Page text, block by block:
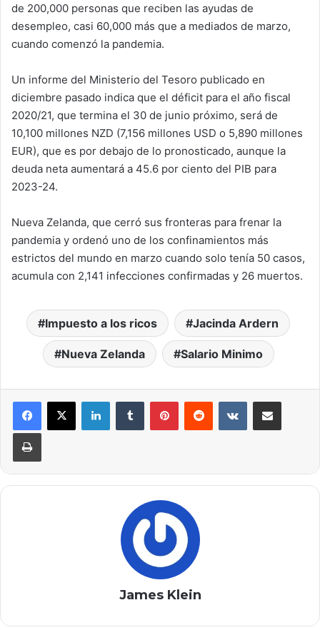
de 200,000 personas que reciben las ayudas de
desempleo, casi 60,000 más que a mediados de marzo,
cuando comenzó la pandemia.
Un informe del Ministerio del Tesoro publicado en
diciembre pasado indica que el déficit para el año fiscal
2020/21, que termina el 30 de junio próximo, será de
10,100 millones NZD (7,156 millones USD o 5,890 millones
EUR), que es por debajo de lo pronosticado, aunque la
deuda neta aumentará a 45.6 por ciento del PIB para
2023-24.
Nueva Zelanda, que cerró sus fronteras para frenar la
pandemia y ordenó uno de los confinamientos más
estrictos del mundo en marzo cuando solo tenía 50 casos,
acumula con 2,141 infecciones confirmadas y 26 muertos.
Impuesto a los ricos Jacinda Ardern
Nueva Zelanda Salario Minimo
LinkedInTumblr PinterestReddit VKontakteCompartir por correo
Imprimir
James Klein